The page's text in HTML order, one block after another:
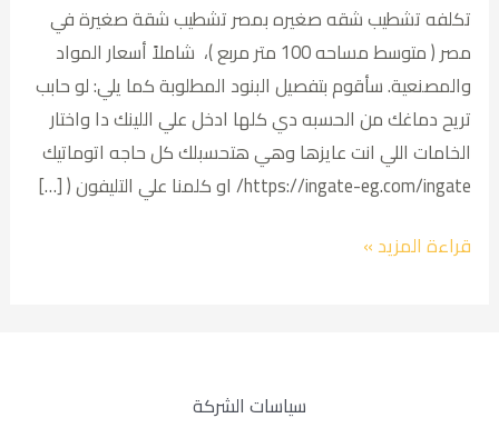
تكلفه تشطيب شقه صغيره بمصر تشطيب شقة صغيرة في
مصر ( متوسط مساحه 100 متر مربع )، شاملاً أسعار المواد
والمصنعية. سأقوم بتفصيل البنود المطلوبة كما يلي: لو حابب
تريح دماغك من الحسبه دي كلها ادخل علي اللينك دا واختار
الخامات اللي انت عايزها وهي هتحسبلك كل حاجه اتوماتيك
https://ingate-eg.com/ingate/ او كلمنا علي التليفون ( […]
قراءة المزيد »
سياسات الشركة